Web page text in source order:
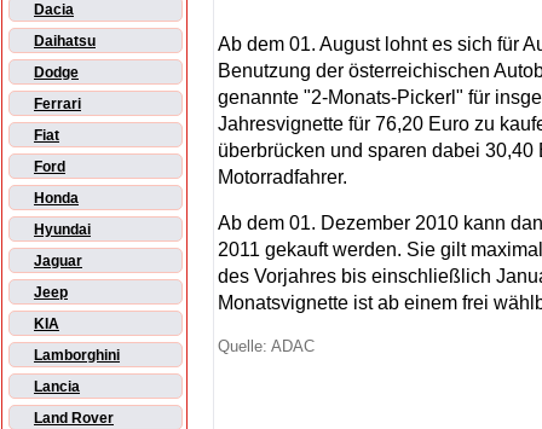
Dacia
Daihatsu
Dodge
Ferrari
Fiat
Ford
Honda
Hyundai
Jaguar
Jeep
KIA
Lamborghini
Lancia
Land Rover
Ab dem 01. August lohnt es sich für
Benutzung der österreichischen
genannte "2-Monats-Pickerl" für
Jahresvignette für 76,20 Euro zu
überbrücken und sparen dabei 30,40
Motorradfahrer.
Ab dem 01. Dezember 2010 kann
2011 gekauft werden. Sie gilt
des Vorjahres bis einschließlich
Monatsvignette ist ab einem frei
Quelle: ADAC